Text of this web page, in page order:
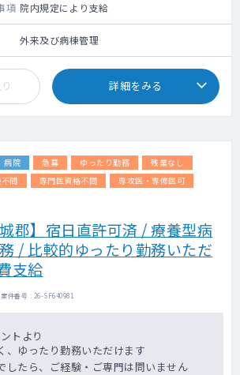
項 院内規定により支給
外来及び病棟管理
詳細をみる
病院 急募 ゆったり勤務
残業なし
問 専門医資格不問
専攻医・専修医可
城郡】宿日直許可済 / 療養型病
/ 比較的ゆったり勤務いただ
支給
件番号 : 26-SF640981
トより
ゆったり勤務いただけます
たら、ご経験・ご専門は問いません